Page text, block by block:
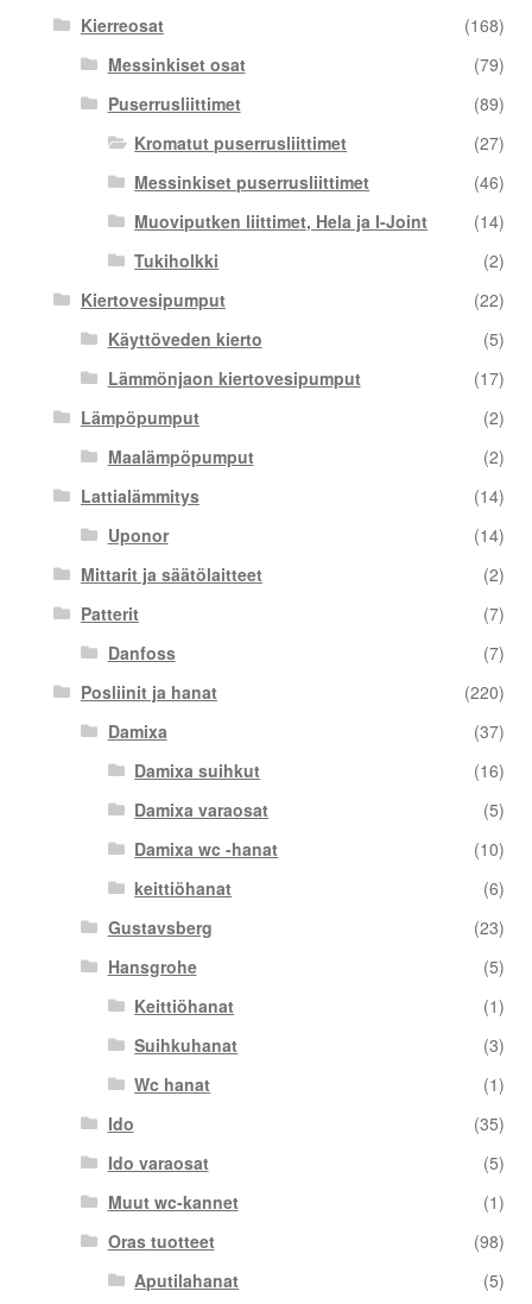
Kierreosat
(168)
Messinkiset osat
(79)
Puserrusliittimet
(89)
Kromatut puserrusliittimet
(27)
Messinkiset puserrusliittimet
(46)
Muoviputken liittimet, Hela ja I-Joint
(14)
Tukiholkki
(2)
Kiertovesipumput
(22)
Käyttöveden kierto
(5)
Lämmönjaon kiertovesipumput
(17)
Lämpöpumput
(2)
Maalämpöpumput
(2)
Lattialämmitys
(14)
Uponor
(14)
Mittarit ja säätölaitteet
(2)
Patterit
(7)
Danfoss
(7)
Posliinit ja hanat
(220)
Damixa
(37)
Damixa suihkut
(16)
Damixa varaosat
(5)
Damixa wc -hanat
(10)
keittiöhanat
(6)
Gustavsberg
(23)
Hansgrohe
(5)
Keittiöhanat
(1)
Suihkuhanat
(3)
Wc hanat
(1)
Ido
(35)
Ido varaosat
(5)
Muut wc-kannet
(1)
Oras tuotteet
(98)
Aputilahanat
(5)